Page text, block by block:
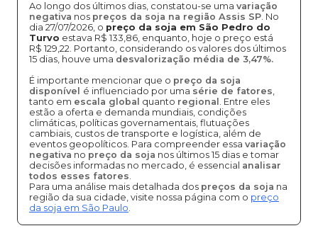
Ao longo dos últimos dias, constatou-se uma variação
negativa nos preços da soja na região Assis SP. No
dia 27/07/2026, o preço da soja em São Pedro do
Turvo estava R$ 133,86, enquanto, hoje o preço está
R$ 129,22. Portanto, considerando os valores dos últimos
15 dias, houve uma desvalorização média de 3,47%.
É importante mencionar que o preço da soja
disponível é influenciado por uma série de fatores,
tanto em escala global quanto regional . Entre eles
estão a oferta e demanda mundiais, condições
climáticas, políticas governamentais, flutuações
cambiais, custos de transporte e logística, além de
eventos geopolíticos. Para compreender essa variação
negativa no preço da soja nos últimos 15 dias e tomar
decisões informadas no mercado, é essencial analisar
todos esses fatores.
Para uma análise mais detalhada dos preços da soja na
região da sua cidade, visite nossa página com o preço
da soja em São Paulo.